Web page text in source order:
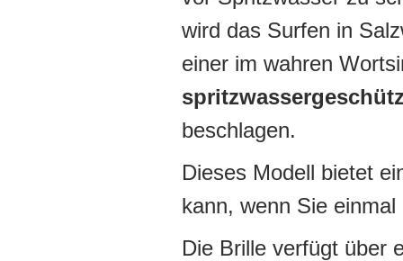
wird das Surfen in
einer im wahren
beschlagen.
Dieses Modell bietet
kann, wenn Sie
Die Brille verfügt über